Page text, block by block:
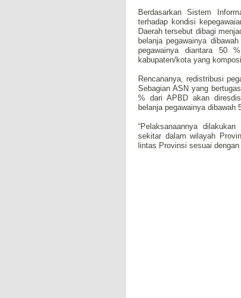
Berdasarkan Sistem
terhadap kondisi
Daerah tersebut dibagi
belanja pegawainya
pegawainya diantara 50
kabupaten/kota yang
Rencananya, redistribusi
Sebagian ASN yang
% dari APBD akan
belanja pegawainya dibawah
“Pelaksanaannya
sekitar dalam wilayah
lintas Provinsi sesuai